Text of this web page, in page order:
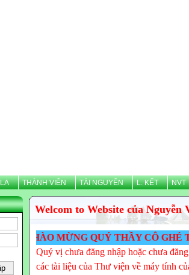
THÀNH VIÊN TÀI NGUYÊN L. KẾT NVT
Welcom to Website của
CHÀO MỪNG QUÝ THẦY CÔ GHÉ
Quý vị chưa đăng nhập hoặc chưa
các tài liệu của Thư viện về máy tính